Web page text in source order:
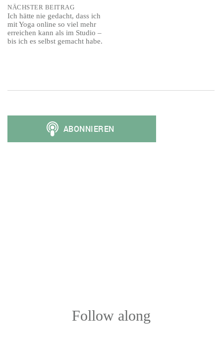
NÄCHSTER BEITRAG
Ich hätte nie gedacht, dass ich
mit Yoga online so viel mehr
erreichen kann als im Studio –
bis ich es selbst gemacht habe.
Follow along